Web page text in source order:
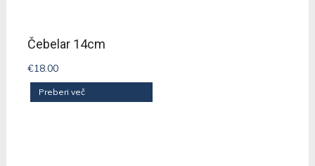
Čebelar 14cm
€18.00
Preberi več